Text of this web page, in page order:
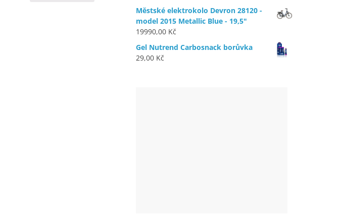
Městské elektrokolo Devron 28120 -
model 2015 Metallic Blue - 19,5"
19990,00 Kč
Gel Nutrend Carbosnack borůvka
29,00 Kč